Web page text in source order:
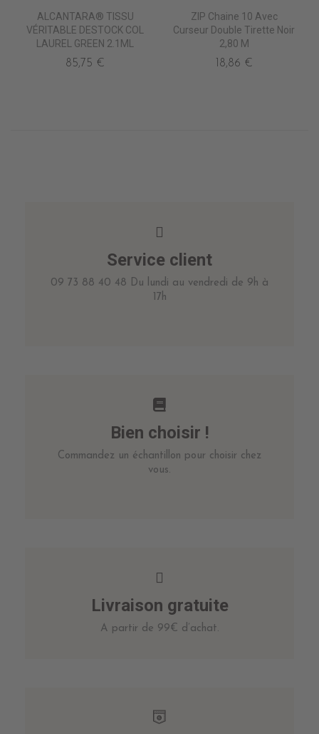
ALCANTARA® TISSU
VÉRITABLE DESTOCK COL
LAUREL GREEN 2.1ML
85,75 €
ZIP Chaine 10 Avec
Curseur Double Tirette Noir
2,80 M
18,86 €
Service client
09 73 88 40 48 Du lundi au vendredi de 9h à
17h
Bien choisir !
Commandez un échantillon pour choisir chez
vous.
Livraison gratuite
A partir de 99€ d’achat.